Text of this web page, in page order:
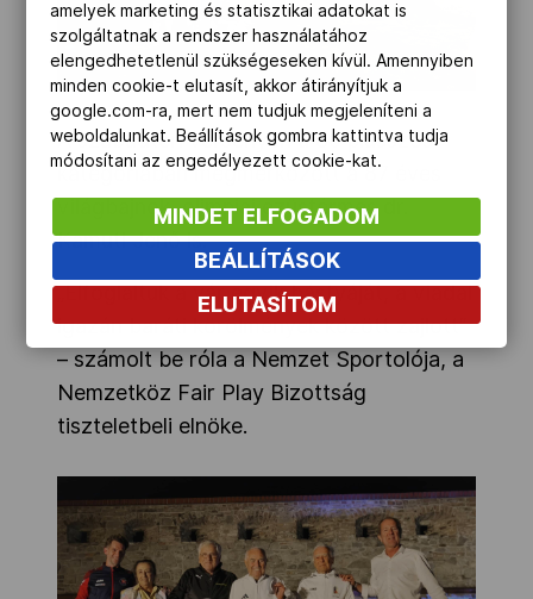
A szabadtéri versenyen a 80 plusszos
kategóriában megmérkőzött a 87 éves
világbajnok, olimpiai ezüstérmes dr.
Kamuti Jenő is.
„Elfoglaltuk a vár egyik bástyáját, a viadal
igazán baráti körölmények között zajlott”
– számolt be róla a Nemzet Sportolója, a
Nemzetköz Fair Play Bizottság
tiszteletbeli elnöke.
amelyek marketing és statisztikai adatokat is
szolgáltatnak a rendszer használatához
elengedhetetlenül szükségeseken kívül. Amennyiben
minden cookie-t elutasít, akkor átirányítjuk a
google.com-ra, mert nem tudjuk megjeleníteni a
weboldalunkat. Beállítások gombra kattintva tudja
módosítani az engedélyezett cookie-kat.
MINDET ELFOGADOM
BEÁLLÍTÁSOK
ELUTASÍTOM